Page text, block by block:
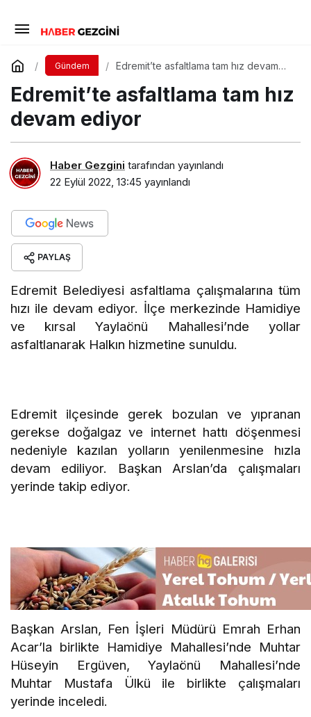
Gündem
Edremit’te asfaltlama tam hız devam
Edremit’te asfaltlama tam hız
devam ediyor
Haber Gezgini tarafından yayınlandı
22 Eylül 2022, 13:45 yayınlandı
PAYLAŞ
Edremit Belediyesi asfaltlama çalışmalarına tüm
hızı ile devam ediyor. İlçe merkezinde Hamidiye
ve kırsal Yaylaönü Mahallesi’nde yollar
asfaltlanarak Halkın hizmetine sunuldu.
Edremit ilçesinde gerek bozulan ve yıpranan
gerekse doğalgaz ve internet hattı döşenmesi
nedeniyle kazılan yolların yenilenmesine hızla
devam ediliyor. Başkan Arslan’da çalışmaları
yerinde takip ediyor.
Başkan Arslan, Fen İşleri Müdürü Emrah Erhan
Acar’la birlikte Hamidiye Mahallesi’nde Muhtar
Hüseyin Ergüven, Yaylaönü Mahallesi’nde
Muhtar Mustafa Ülkü ile birlikte çalışmaları
yerinde inceledi.